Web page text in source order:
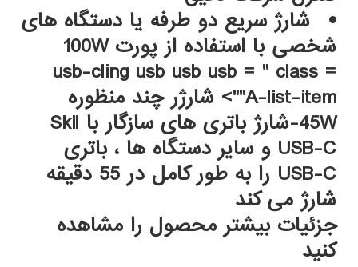
شارژ سریع دو طرفه یا دستگاه های
شخصی با استفاده از پورت 100W
usb-cling usb usb usb = " class =
"A-list-item"> شارژر چند منظوره
45W-شارژ باتری های سازگار با Skil
USB-C و سایر دستگاه ها ، باتری
USB-C را به طور کامل در 55 دقیقه
شارژ می کند
جزئیات بیشتر محصول را مشاهده
کنید